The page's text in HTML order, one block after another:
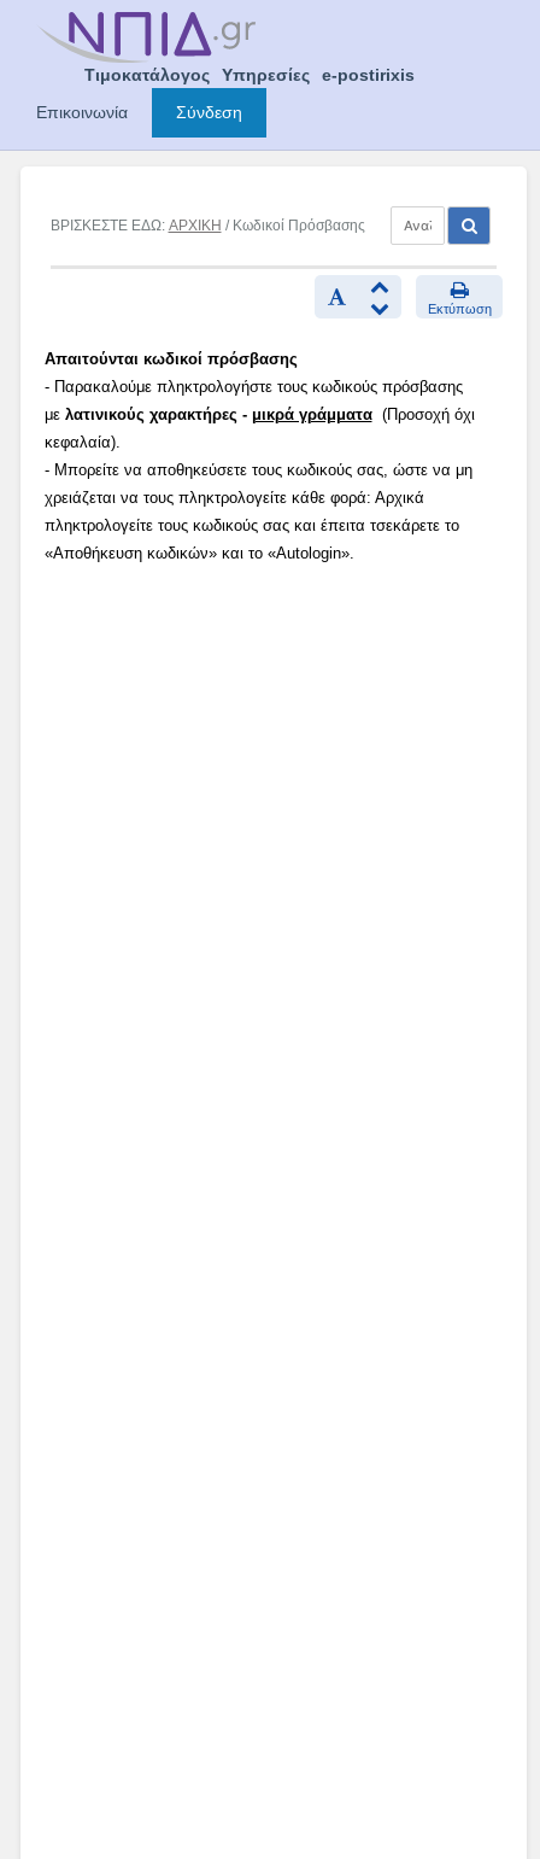
Τιμοκατάλογος Υπηρεσίες
e-postirixis
Επικοινωνία
Σύνδεση
ΒΡΙΣΚΕΣΤΕ ΕΔΩ: ΑΡΧΙΚΗ / Κωδικοί Πρόσβασης
Εκτύπωση
Απαιτούνται κωδικοί πρόσβασης
- Παρακαλούμε πληκτρολογήστε τους κωδικούς πρόσβασης
με λατινικούς χαρακτήρες - μικρά γράμματα(Προσοχή όχι
κεφαλαία).
- Μπορείτε να αποθηκεύσετε τους κωδικούς σας, ώστε να μη
χρειάζεται να τους πληκτρολογείτε κάθε φορά: Αρχικά
πληκτρολογείτε τους κωδικούς σας και έπειτα τσεκάρετε το
«Αποθήκευση κωδικών» και το «Autologin».